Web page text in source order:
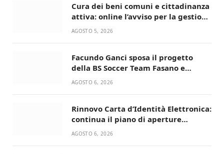
Cura dei beni comuni e cittadinanza
attiva: online l’avviso per la gestione
condivisa della Villetta di Laureto
AGOSTO 5, 2026
Facundo Ganci sposa il progetto
della BS Soccer Team Fasano e
ritorna in campo
AGOSTO 6, 2026
Rinnovo Carta d’Identità Elettronica:
continua il piano di aperture
straordinarie del Comune di Fasano
AGOSTO 6, 2026